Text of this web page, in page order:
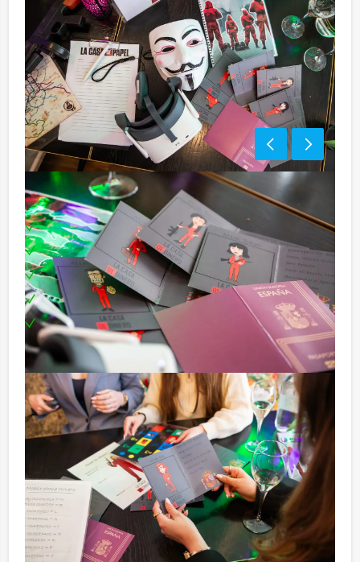
Inclusief:
Professionele begeleiding
Moderne VR-brillen
Uitgebreid 3-gangen diner
Leuke prijs voor het winnende team
Te boeken op uw gewenste dag en tijdstip!
Bezorgkosten (meerprijs):
Antwerpen € 100,- excl. BTW
Tip:
Niet telkens uw knip hoeven trekken om uw drankje af
te rekenen? Voor € 13,50 per persoon per uur (excl.
BTW) kunt u gebruikmaken van het drankarrangement,
waarbij u onbeperkt kunt genieten van bier, fris,
huiswijn, koffie en thee. En… zo komt u ook achteraf
niet voor verrassingen te staan!